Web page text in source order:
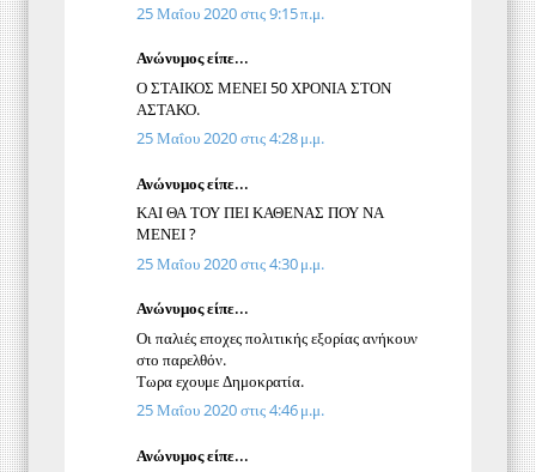
25 Μαΐου 2020 στις 9:15 π.μ.
Ανώνυμος είπε...
Ο ΣΤΑΙΚΟΣ ΜΕΝΕΙ 50 ΧΡΟΝΙΑ ΣΤΟΝ
ΑΣΤΑΚΟ.
25 Μαΐου 2020 στις 4:28 μ.μ.
Ανώνυμος είπε...
ΚΑΙ ΘΑ ΤΟΥ ΠΕΙ ΚΑΘΕΝΑΣ ΠΟΥ ΝΑ
ΜΕΝΕΙ ?
25 Μαΐου 2020 στις 4:30 μ.μ.
Ανώνυμος είπε...
Οι παλιές εποχες πολιτικής εξορίας ανήκουν
στο παρελθόν.
Τωρα εχουμε Δημοκρατία.
25 Μαΐου 2020 στις 4:46 μ.μ.
Ανώνυμος είπε...